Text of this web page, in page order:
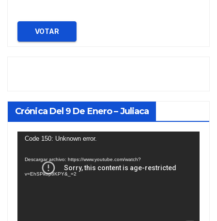
VOTAR
Crónica Del 9 De Enero – Juliaca
Reproductor
Code 150: Unknown error.
Descargar archivo: https://www.youtube.com/watch?
v=EhSPkop8KPY&_=2